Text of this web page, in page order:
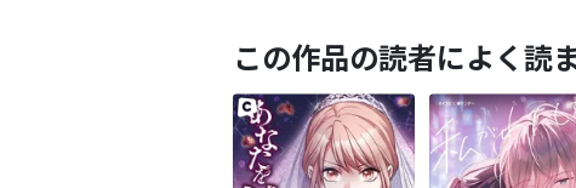
この作品の読者によく読